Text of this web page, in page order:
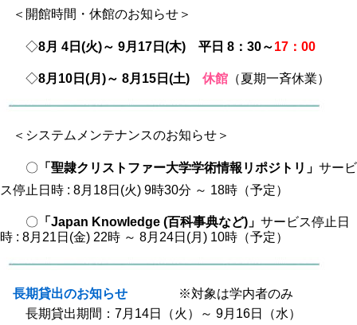
＜開館時間・休館のお知らせ＞
◇8月 4日(火)～ 9月17日(木) 平日 8：30～17：00
◇8月10日(月)～ 8月15日(土) 休館 （夏期一斉休業）
＜システムメンテナンスのお知らせ＞
〇 「聖隷クリストファー大学学術情報リポジトリ」 サービ
ス停止日時 : 8月18日(火) 9時30分 ～ 18時（予定）
〇 「Japan Knowledge (百科事典など)」 サービス停止日
時 : 8月21日(金) 22時 ～ 8月24日(月) 10時（予定）
長期貸出のお知らせ ※対象は学内者のみ
長期貸出期間：7月14日（火）～ 9月16日（水）